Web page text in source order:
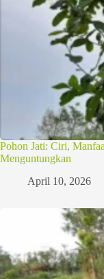
Pohon Jati: Ciri,
Menguntungkan
April 10, 2026